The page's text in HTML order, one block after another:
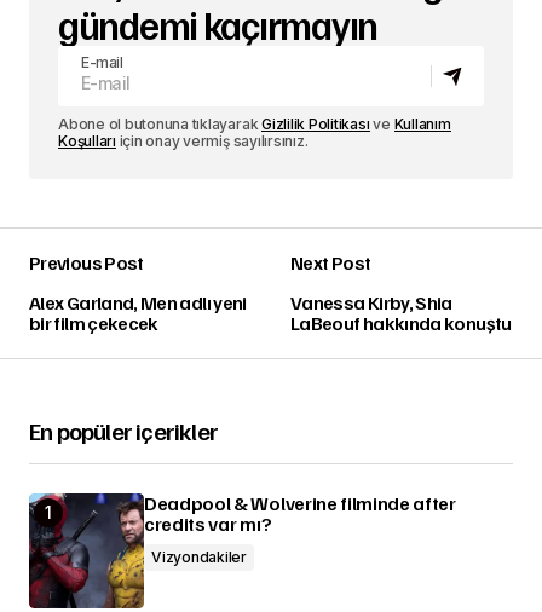
gündemi kaçırmayın
E-mail
Abone ol butonuna tıklayarakGizlilik Politikası ve Kullanım
Koşulları için onay vermiş sayılırsınız.
Previous Post
Alex Garland, Men adlı yeni
bir film çekecek
Next Post
Vanessa Kirby, Shia
LaBeouf hakkında konuştu
En popüler içerikler
Deadpool & Wolverine filminde after
credits var mı?
Vizyondakiler